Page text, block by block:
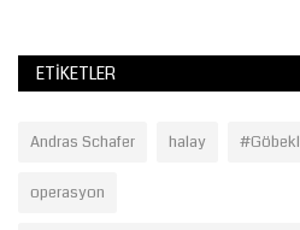
ETIKETLER
Andras Schafer halay
operasyon